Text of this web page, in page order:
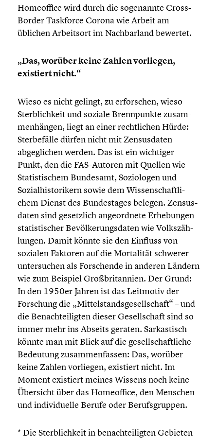
Homeof­fice wird durch die sogenannte Cross-
Border Taskforce Corona wie Arbeit am
üblichen Arbeits­ort im Nachbar­land bewertet.
„Das, worüber keine Zahlen vorliegen,
existiert nicht.“
Wieso es nicht gelingt, zu erfor­schen, wieso
Sterb­lich­keit und soziale Brenn­punkte zusam­
men­hän­gen, liegt an einer recht­li­chen Hürde:
Sterbe­fälle dürfen nicht mit Zensus­da­ten
abgegli­chen werden. Das ist ein wichtiger
Punkt, den die FAS-Autoren mit Quellen wie
Statis­ti­schem Bundesamt, Sozio­lo­gen und
Sozial­his­to­ri­kern sowie dem Wissen­schaft­li­
chem Dienst des Bundes­ta­ges belegen. Zensus­
da­ten sind gesetz­lich angeord­nete Erhebun­gen
statis­ti­scher Bevöl­ke­rungs­da­ten wie Volks­zäh­
lun­gen. Damit könnte sie den Einfluss von
sozialen Faktoren auf die Morta­li­tät schwerer
unter­su­chen als Forschende in anderen Ländern
wie zum Beispiel Großbri­tan­nien. Der Grund:
In den 1950er Jahren ist das Leitmotiv der
Forschung die „Mittel­stands­ge­sell­schaft“ – und
die Benach­tei­lig­ten dieser Gesell­schaft sind so
immer mehr ins Abseits geraten. Sarkas­tisch
könnte man mit Blick auf die gesell­schaft­li­che
Bedeutung zusam­men­fas­sen: Das, worüber
keine Zahlen vorliegen, existiert nicht. Im
Moment existiert meines Wissens noch keine
Übersicht über das Homeof­fice, den Menschen
und indivi­du­elle Berufe oder Berufs­grup­pen.
* Die Sterb­lich­keit in benach­tei­lig­ten Gebieten